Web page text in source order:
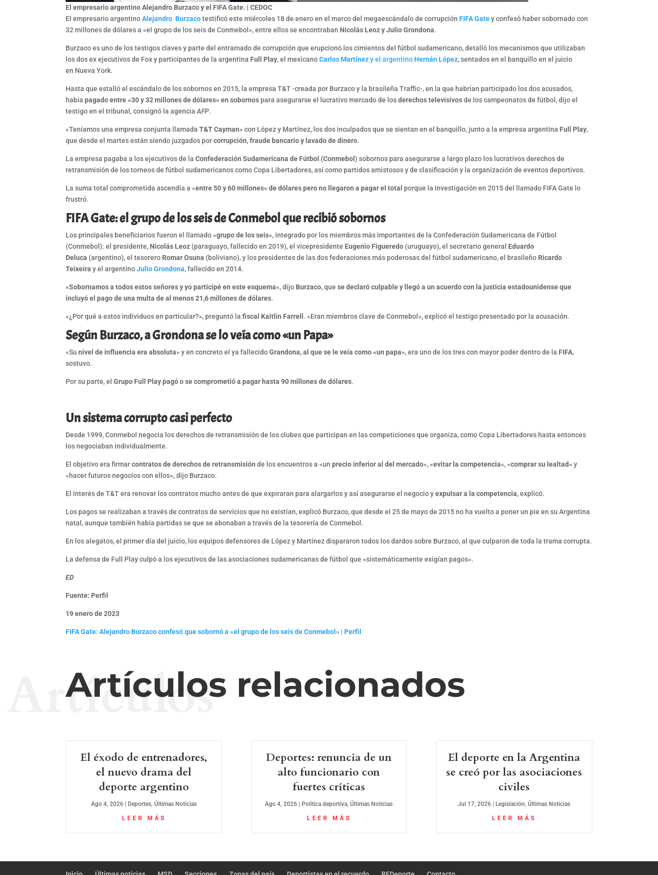
El empresario argentino Alejandro Burzaco y el FIFA Gate. | CEDOC
El empresario argentinoAlejandro Burzacotestificó este miércoles 18 de enero en el marco del megaescándalo de corrupción FIFA Gatey confesó haber sobornado con
32 millones de dólares a «el grupo de los seis de Conmebol», entre ellos se encontraban Nicolás Leoz y Julio Grondona.
Burzaco es uno de los testigos claves y parte del entramado de corrupción que erupcionó los cimientos del fútbol sudamericano, detalló los mecanismos que utilizaban
los dos ex ejecutivos de Fox y participantes de la argentina Full Play, el mexicanoCarlos Martínezy el argentino Hernán López, sentados en el banquillo en el juicio
en Nueva York.
Hasta que estalló el escándalo de los sobornos en 2015, la empresa T&T -creada por Burzaco y la brasileña Traffic-, en la que habrían participado los dos acusados,
habíapagado entre «30 y 32 millones de dólares» en sobornos para asegurarse el lucrativo mercado de losderechos televisivosde los campeonatos de fútbol, dijo el
testigo en el tribunal, consignó la agenciaAFP.
«Teníamos una empresa conjunta llamadaT&T Cayman» con López y Martínez, los dos inculpados que se sientan en el banquillo, junto a la empresa argentina Full Play,
que desde el martes están siendo juzgados porcorrupción, fraude bancario y lavado de dinero.
La empresa pagaba a los ejecutivos de laConfederación Sudamericana de Fútbol (Conmebol) sobornos para asegurarse a largo plazo los lucrativos derechos de
retransmisión de los torneos de fútbol sudamericanos como Copa Libertadores, así como partidos amistosos y de clasificación y la organización de eventos deportivos.
La suma total comprometida ascendía a «entre 50 y 60 millones» de dólares pero no llegaron a pagar el total porque la investigación en 2015 del llamado FIFA Gate lo
frustró.
FIFA Gate: el grupo de los seis de Conmebol que recibió sobornos
Los principales beneficiarios fueron el llamado «grupo de los seis«, integrado por los miembros más importantes de la Confederación Sudamericana de Fútbol
(Conmebol): el presidente, Nicolás Leoz (paraguayo, fallecido en 2019), el vicepresidente Eugenio Figueredo (uruguayo), el secretario general Eduardo
Deluca (argentino), el tesorero Romar Osuna (boliviano), y los presidentes de las dos federaciones más poderosas del fútbol sudamericano, el brasileño Ricardo
Teixeira y el argentinoJulio Grondona, fallecido en 2014.
«Sobornamos a todos estos señores y yo participé en este esquema«, dijo Burzaco,quese declaró culpable y llegó a un acuerdo con la justicia estadounidense que
incluyó el pago de una multa de al menos21,6 millones de dólares.
«¿Por qué a estos individuos en particular?», preguntó lafiscal Kaitlin Farrell . «Eran miembros clave de Conmebol», explicó el testigo presentado por la acusación.
Según Burzaco, a Grondona se lo veía como «un Papa»
«Sunivel de influencia era absoluta» y en concreto el ya fallecidoGrandona, al que se le veía como «un papa», era uno de los tres con mayor poder dentro de la FIFA,
sostuvo.
Por su parte, elGrupo Full Play pagó o se comprometió a pagar hasta 90 millones de dólares.
Un sistema corrupto casi perfecto
Desde 1999, Conmebol negocia los derechos de retransmisión de los clubes que participan en las competiciones que organiza, como Copa Libertadores hasta entonces
los negociaban individualmente.
El objetivo era firmarcontratos de derechos de retransmisión de los encuentros a «unprecio inferior al del mercado«, «evitar la competencia«, «comprar su lealtad » y
«hacer futuros negocios con ellos», dijo Burzaco.
El interés de T&T era renovar los contratos mucho antes de que expiraran para alargarlos y así asegurarse el negocio yexpulsar a la competencia, explicó.
Los pagos se realizaban a través de contratos de servicios que no existían, explicó Burzaco, que desde el 25 de mayo de 2015 no ha vuelto a poner un pie en su Argentina
natal, aunque también había partidas se que se abonaban a través de la tesorería de Conmebol.
En los alegatos, el primer día del juicio, los equipos defensores de López y Martínez dispararon todos los dardos sobre Burzaco, al que culparon de toda la trama corrupta.
La defensa de Full Play culpó a los ejecutivos de las asociaciones sudamericanas de fútbol que «sistemáticamente exigían pagos».
ED
Fuente: Perfil
19 enero de 2023
FIFA Gate: Alejandro Burzaco confesó que sobornó a «el grupo de los seis de Conmebol» | Perfil
Artículos relacionados
Artículos
El éxodo de entrenadores,
el nuevo drama del
deporte argentino
Ago 4, 2026| Deportes, Últimas Noticias
LEER MÁS
Deportes: renuncia de un
alto funcionario con
fuertes críticas
Ago 4, 2026 Política deportiva,Últimas Noticias
LEER MÁS
El deporte en la Argentina
se creó por las asociaciones
civiles
Jul 17, 2026 Legislación,Últimas Noticias
LEER MÁS